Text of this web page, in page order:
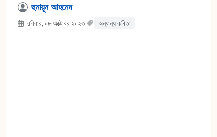
হুমায়ূন আহমেদ
রবিবার, ০৮ অক্টোবর ২০২৩ অন্যান্য কবিতা